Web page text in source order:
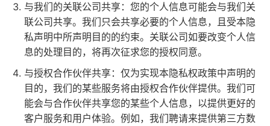
与我们的关联公司共享：您的个人信息可能会与我们关
联公司共享。我们只会共享必要的个人信息，且受本隐
私声明中所声明目的的约束。关联公司如要改变个人信
息的处理目的，将再次征求您的授权同意。
与授权合作伙伴共享：仅为实现本隐私权政策中声明的
目的，我们的某些服务将由授权合作伙伴提供。我们可
能会与合作伙伴共享您的某些个人信息，以提供更好的
客户服务和用户体验。例如，我们聘请来提供第三方数